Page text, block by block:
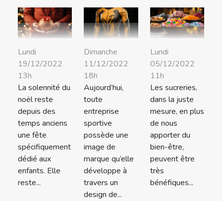
Lundi
19/12/2022
13h
La solennité du
noël reste
depuis des
temps anciens
une fête
spécifiquement
dédié aux
enfants. Elle
reste...
Dimanche
11/12/2022
18h
Aujourd’hui,
toute
entreprise
sportive
possède une
image de
marque qu’elle
développe à
travers un
design de...
Lundi
05/12/2022
11h
Les sucreries,
dans la juste
mesure, en plus
de nous
apporter du
bien-être,
peuvent être
très
bénéfiques...